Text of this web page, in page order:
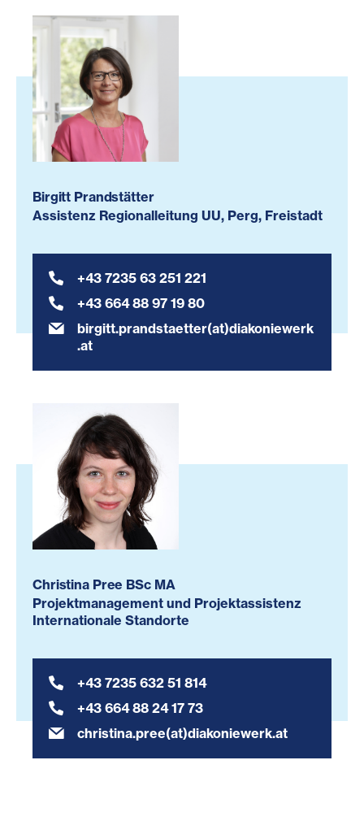
Birgitt Prandstätter
Assistenz Regionalleitung UU, Perg, Freistadt
+43 7235 63 251 221
+43 664 88 97 19 80
birgitt.prandstaetter(at)diakoniewerk
.at
Christina Pree BSc MA
Projektmanagement und Projektassistenz
Internationale Standorte
+43 7235 632 51 814
+43 664 88 24 17 73
christina.pree(at)diakoniewerk.at